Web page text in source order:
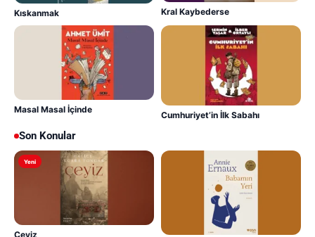
Kıskanmak Kral Kaybederse
Masal Masal İçinde
Cumhuriyet’in İlk Sabahı
Son Konular
Yeni
Çeyiz